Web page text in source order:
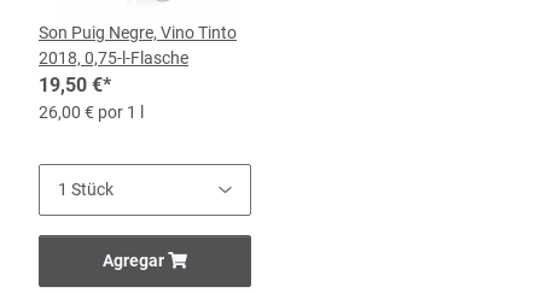
Son Puig Negre, Vino Tinto
2018, 0,75-l-Flasche
19,50 €*
26,00 € por 1 l
Agregar